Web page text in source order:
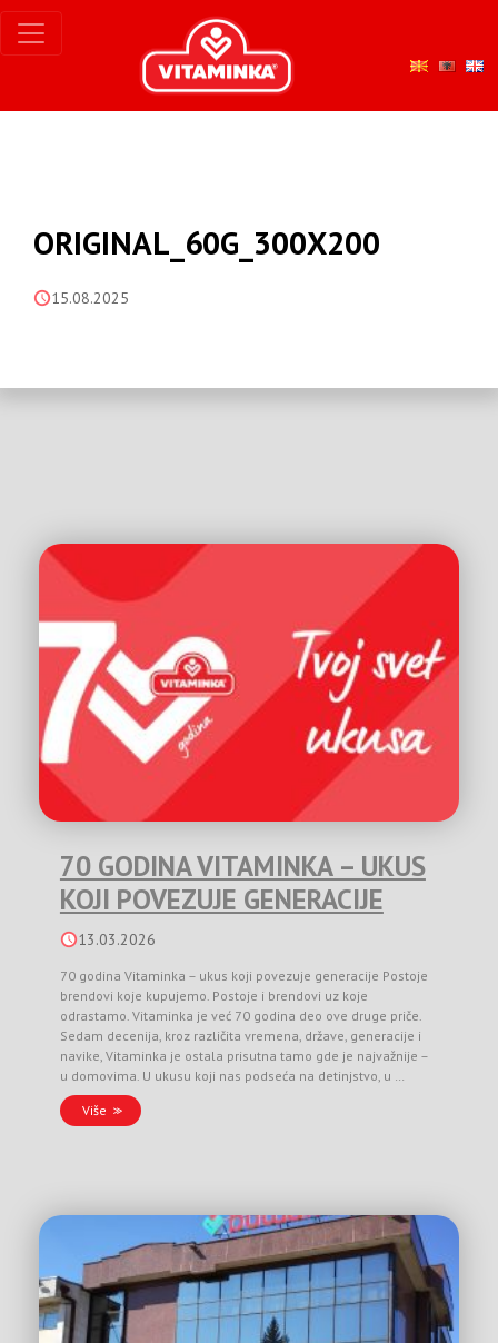
ORIGINAL_60G_300X200
15.08.2025
70 GODINA VITAMINKA – UKUS
KOJI POVEZUJE GENERACIJE
13.03.2026
70 godina Vitaminka – ukus koji povezuje generacije Postoje
brendovi koje kupujemo. Postoje i brendovi uz koje
odrastamo. Vitaminka je već 70 godina deo ove druge priče.
Sedam decenija, kroz različita vremena, države, generacije i
navike, Vitaminka je ostala prisutna tamo gde je najvažnije –
u domovima. U ukusu koji nas podseća na detinjstvo, u …
Više